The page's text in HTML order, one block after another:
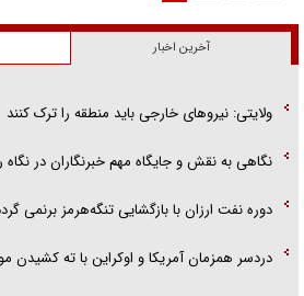
آخرین اخبار
ولایتی: نیرو‌های خارجی باید منطقه را ترک کنند
نگاهی به نقش و جایگاه مهم خبرنگاران در نگاه
دوره نفت ارزان با بازگشایی تنگه‌هرمز برنمی
دردسر همزمان آمریکا و اوکراین با ته کشیدن